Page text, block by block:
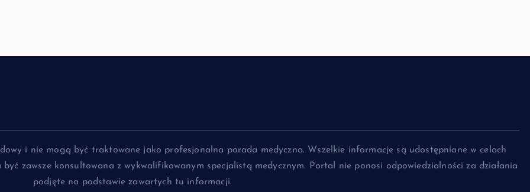
i nie mogą być traktowane jako profesjonalna porada medyczna. Wszelkie informacje są udostępniane w celach
zawsze konsultowana z wykwalifikowanym specjalistą medycznym. Portal nie ponosi odpowiedzialności za działania
podjęte na podstawie zawartych tu informacji.